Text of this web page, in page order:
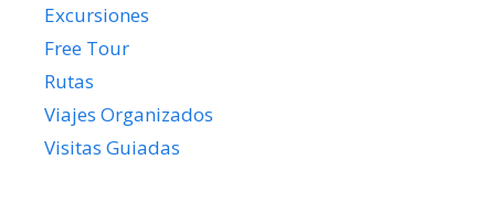
Excursiones
Free Tour
Rutas
Viajes Organizados
Visitas Guiadas